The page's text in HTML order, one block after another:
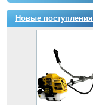
Новые поступления